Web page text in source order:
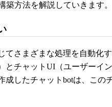
方法を解説していきます。
さまざまな処理を自動化
とチャットUI（ユーザーイ
したチャットbotは、この